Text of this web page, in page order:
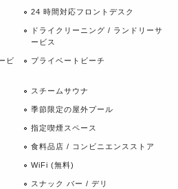
24 時間対応フロントデスク
ドライクリーニング / ランドリーサ
ービス
ビ
プライベートビーチ
スチームサウナ
季節限定の屋外プール
指定喫煙スペース
食料品店 / コンビニエンスストア
WiFi (無料)
スナック バー / デリ